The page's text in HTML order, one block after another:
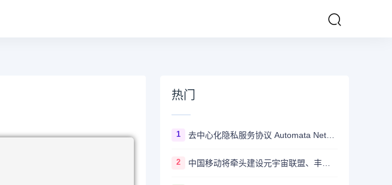
热门
1 去中心化隐私服务协议 Automata Network推出跨链桥Carrier
2 中国移动将牵头建设元宇宙联盟、丰富元宇宙应用